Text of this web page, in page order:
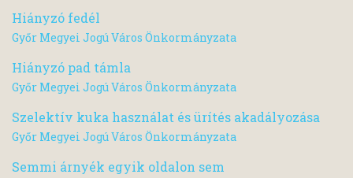
Hiányzó fedél
Győr Megyei Jogú Város Önkormányzata
Hiányzó pad támla
Győr Megyei Jogú Város Önkormányzata
Szelektív kuka használat és ürítés akadályozása
Győr Megyei Jogú Város Önkormányzata
Semmi árnyék egyik oldalon sem